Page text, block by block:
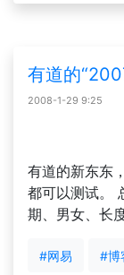
有道的
2008-1-29 9:25
有道的新东东
都可以测试。
期、男女、长
#网易 #博